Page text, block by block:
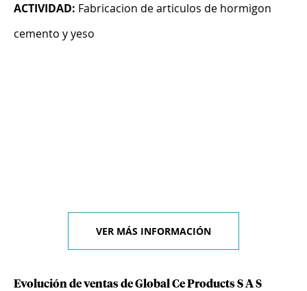
ACTIVIDAD: Fabricacion de articulos de hormigon
cemento y yeso
VER MÁS INFORMACIÓN
Evolución de ventas de Global Ce Products S A S